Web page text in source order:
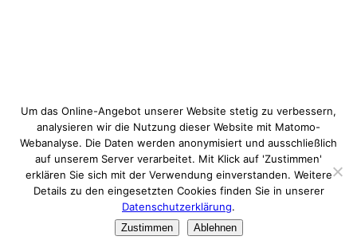
Um das Online-Angebot unserer Website stetig zu verbessern,
analysieren wir die Nutzung dieser Website mit Matomo-
Webanalyse. Die Daten werden anonymisiert und ausschließlich
auf unserem Server verarbeitet. Mit Klick auf 'Zustimmen'
erklären Sie sich mit der Verwendung einverstanden. Weitere
Details zu den eingesetzten Cookies finden Sie in unserer
Datenschutzerklärung.
Zustimmen Ablehnen